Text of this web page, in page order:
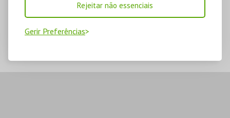
Rejeitar não essenciais
Gerir Preferências